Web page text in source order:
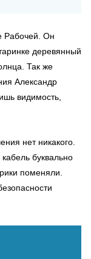
Рабочей. Он
деревянный
Так же
Александр
видимость,
нет никакого.
буквально
поменяли.